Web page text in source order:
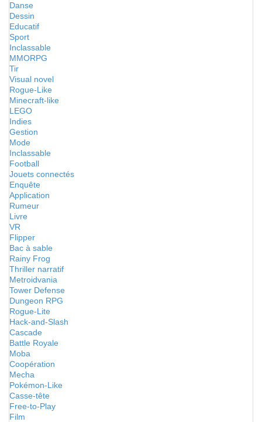
Danse
Dessin
Educatif
Sport
Inclassable
MMORPG
Tir
Visual novel
Rogue-Like
Minecraft-like
LEGO
Indies
Gestion
Mode
Inclassable
Football
Jouets connectés
Enquête
Application
Rumeur
Livre
VR
Flipper
Bac à sable
Rainy Frog
Thriller narratif
Metroidvania
Tower Defense
Dungeon RPG
Rogue-Lite
Hack-and-Slash
Cascade
Battle Royale
Moba
Coopération
Mecha
Pokémon-Like
Casse-tête
Free-to-Play
Film